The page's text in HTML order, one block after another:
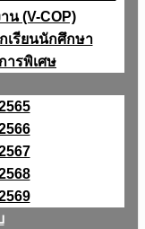
น (V-COP)
เรียนนักศึกษา
ารพิเศษ